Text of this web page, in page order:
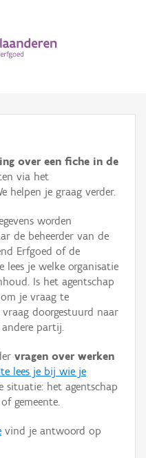
over een fiche in de
via het
helpen je graag verder.
worden
de beheerder van de
Erfgoed of de
lees je welke organisatie
Is het agentschap
je vraag te
doorgestuurd naar
partij.
vragen over werken
lees je bij wie je
situatie: het agentschap
gemeente.
vind je antwoord op